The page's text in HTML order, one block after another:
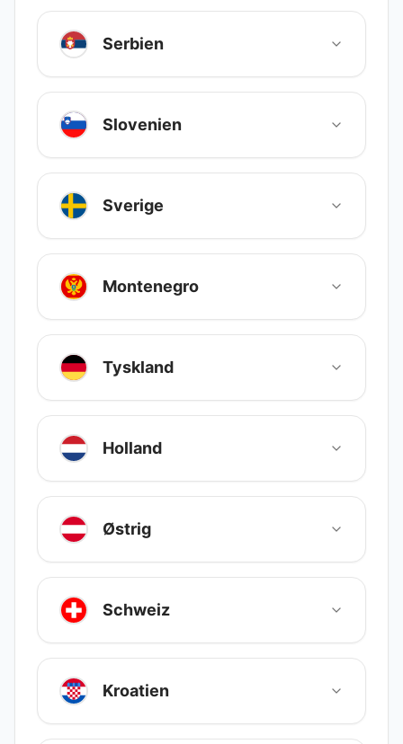
Serbien
Slovenien
Sverige
Montenegro
Tyskland
Holland
Østrig
Schweiz
Kroatien